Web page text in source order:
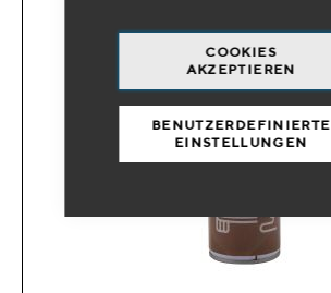
COOKIES
AKZEPTIEREN
BENUTZERDEFINIERTE
EINSTELLUNGEN